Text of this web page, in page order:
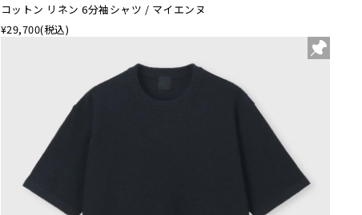
コットン リネン 6分袖シャツ / マイエンヌ
¥29,700(税込)